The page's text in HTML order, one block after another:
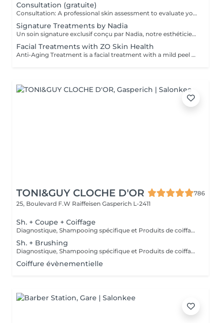
Consultation (gratuite)
Consultation: A professional skin assessment to evaluate your skin condition, discuss your concerns, and recommend the most suitable treatments and home care routine. Consultation&First Procedure: A professional skin assessment to evaluate your skin condition, discuss your concerns, and recommend the most suitable treatments and home care routine. Followed by a customised treatment designed to address your skin's immediate needs. The price will depend on the type of procedure.
Signature Treatments by Nadia
Un soin signature exclusif conçu par Nadia, notre esthéticienne, spécialement dédié aux zones délicates du contour des yeux et du cou. Ce traitement procure une hydratation intense et améliore l'élasticité de la peau, contribuant à restaurer sa fermeté, sa souplesse et un aspect visiblement plus frais et revitalisé. Le soin aide à atténuer l'apparence des ridules, apporte un léger effet éclaircissant au contour des yeux et offre un effet liftant naturel pour un regard reposé et une apparence plus jeune. Une autre option associe ce soin intensif hydratant pour les yeux et le cou à un soin complet du visage, pour une expérience de beauté encore plus complète et des résultats optimaux.
Facial Treatments with ZO Skin Health
Anti-Aging Treatment is a facial treatment with a mild peel designed to restore hydration, smooth dry, rough texture, soften lines and strengthen skin to prevent future aging and skin damage. Redness Treatment is a facial treatment with a mild peel designed to calm skin and minimize symptoms associated with red, sensitized skin, including rosacea. Ultra Hydration Treatment is a facial treatment with a mild peel designed to soothe skin and restore hydration in dry, dehydrated skin. Skin Brightening Treatment is a facial treatment with a mild peel designed to target mild discoloration and restore a more even skin tone. Acne + Oil Control Treatment is a facial treatment with a mild peel to decongest pores, absorb excess surface oil, target blemishes and prevent future breakouts. Enzyme Facial Treatment is a gentle, effective facial treatment with enzymatic exfoliation to revive dull skin, replenish hydration, soothe skin and restore healthy skin barrier to strengthen skin. Stimulator Peel is the perfect lunchtime peel, gentle enough for all skin types. An effective blend of AHAs provide immediately healthier, glowing skin with no downtime. Added antioxidants and anti-irritants neutralize free radicals and calm the skin.
TONI&GUY CLOCHE D'OR
786
25, Boulevard F.W Raiffeisen Gasperich L-2411
Sh. + Coupe + Coiffage
Diagnostique, Shampooing spécifique et Produits de coiffage inclus.
Sh. + Brushing
Diagnostique, Shampooing spécifique et Produits de coiffage inclus.
Coiffure évènementielle